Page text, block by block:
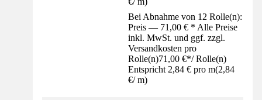
Bei Abnahme von 12 Rolle(n):
Preis — 71,00 € * Alle Preise
inkl. MwSt. und ggf. zzgl.
Versandkosten pro
Rolle(n)71,00 €*/ Rolle(n)
Entspricht 2,84 € pro m(2,84
€/ m)